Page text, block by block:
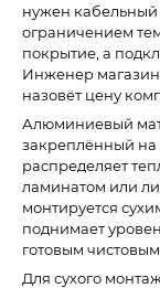
нужен кабельный
ограничением
покрытие, а
Инженер
назовёт цену
Алюминиевый мат
закреплённый на
распределяет
ламинатом или
монтируется
поднимает
готовым
Для сухого